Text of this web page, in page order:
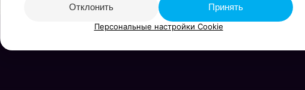
Отклонить Принять
Персональные настройки Cookie